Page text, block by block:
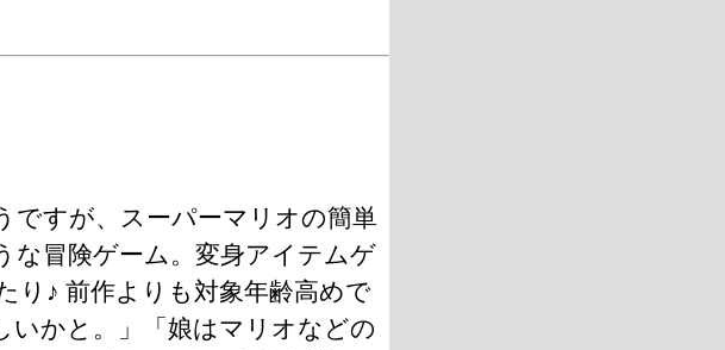
ですが、スーパーマリオの簡単
な冒険ゲーム。変身アイテムゲ
り♪ 前作よりも対象年齢高めで
いかと。」「娘はマリオなどの